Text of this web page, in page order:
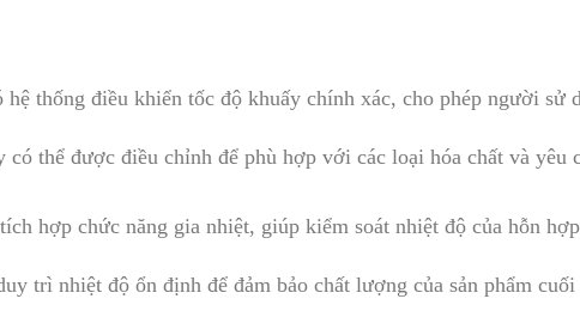
thống điều khiển tốc độ khuấy chính xác, cho phép người sử
thể được điều chỉnh để phù hợp với các loại hóa chất và yêu
hợp chức năng gia nhiệt, giúp kiểm soát nhiệt độ của hỗn
trì nhiệt độ ổn định để đảm bảo chất lượng của sản phẩm cuối